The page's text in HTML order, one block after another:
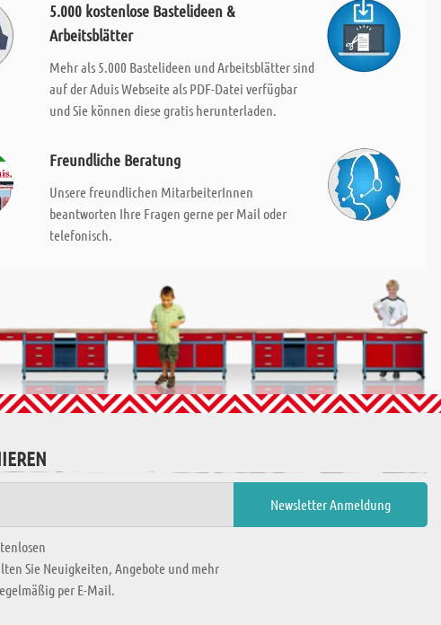
5.000 kostenlose Bastelideen &
Arbeitsblätter
Mehr als 5.000 Bastelideen und Arbeitsblätter sind
auf der Aduis Webseite als PDF-Datei verfügbar
und Sie können diese gratis herunterladen.
Freundliche Beratung
Unsere freundlichen MitarbeiterInnen
beantworten Ihre Fragen gerne per Mail oder
telefonisch.
Sie Neuigkeiten, Angebote und mehr
per E-Mail.